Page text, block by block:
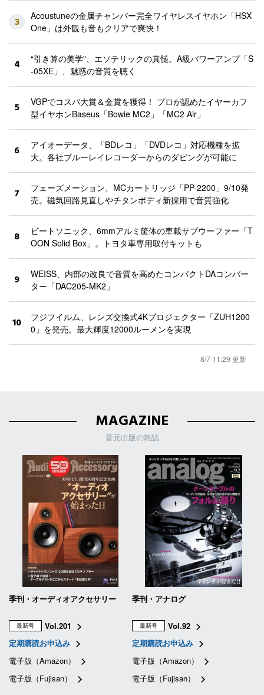
3
Acoustuneの金属チャンバー完全ワイヤレスイヤホン「HSX
One」は外観も音もクリアで爽快！
4
“引き算の美学”、エソテリックの真髄。A級パワーアンプ「S
-05XE」、魅惑の音質を聴く
5
VGPでコスパ大賞＆金賞を獲得！ プロが認めたイヤーカフ
型イヤホンBaseus「Bowie MC2」「MC2 Air」
6
アイオーデータ、「BDレコ」「DVDレコ」対応機種を拡
大。各社ブルーレイレコーダーからのダビングが可能に
7
フェーズメーション、MCカートリッジ「PP-2200」9/10発
売。磁気回路見直しやチタンボディ新採用で音質強化
8
ビートソニック、6mmアルミ筐体の車載サブウーファー「T
OON Solid Box」。トヨタ車専用取付キットも
9
WEISS、内部の改良で音質を高めたコンパクトDAコンバー
ター「DAC205-MK2」
10
フジフイルム、レンズ交換式4Kプロジェクター「ZUH1200
0」を発売。最大輝度12000ルーメンを実現
8/7 11:29 更新
MAGAZINE
音元出版の雑誌
季刊・オーディオアクセサリー
最新号
Vol.201
定期購読お申込み
電子版（Amazon）
電子版（Fujisan）
季刊・アナログ
最新号
Vol.92
定期購読お申込み
電子版（Amazon）
電子版（Fujisan）